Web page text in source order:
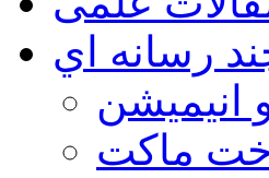
رسانه اي
انیمیشن
ماکت